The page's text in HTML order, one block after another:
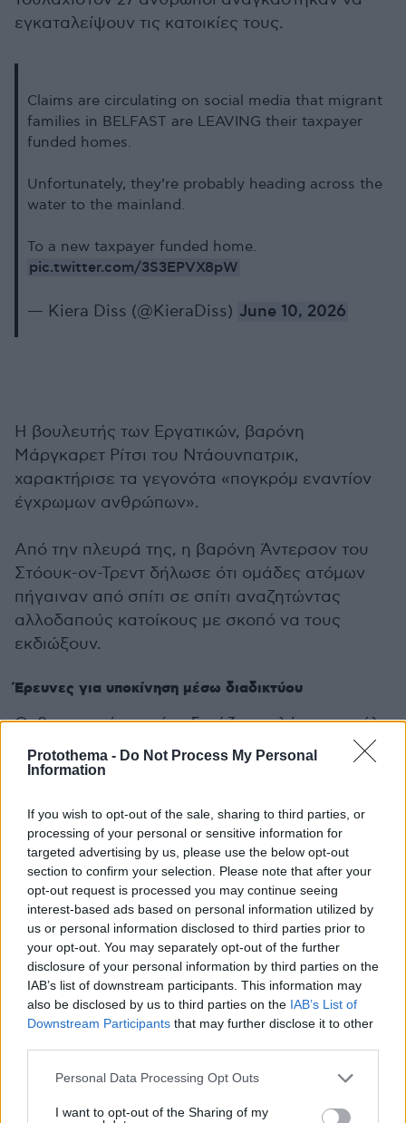
Protothema - Do Not Process My Personal
Information
If you wish to opt-out of the sale, sharing to third parties, or
processing of your personal or sensitive information for
targeted advertising by us, please use the below opt-out
section to confirm your selection. Please note that after your
opt-out request is processed you may continue seeing
interest-based ads based on personal information utilized by
us or personal information disclosed to third parties prior to
your opt-out. You may separately opt-out of the further
disclosure of your personal information by third parties on the
IAB’s list of downstream participants. This information may
also be disclosed by us to third parties on the IAB’s List of
Downstream Participants that may further disclose it to other
Please note that this website/app uses one or more Google
not limited to your visit or usage behaviour. You may click to
Personal Data Processing Opt Outs
I want to opt-out of the Sharing of my
εγκαταλείψουν τις κατοικίες τους.
Claims are circulating on social media that migrant
families in BELFAST are LEAVING their taxpayer
funded homes.
Unfortunately, they’re probably heading across the
water to the mainland.
To a new taxpayer funded home.
pic.twitter.com/3S3EPVX8pW
— Kiera Diss (@KieraDiss) June 10, 2026
Η βουλευτής των Εργατικών, βαρόνη
Μάργκαρετ Ρίτσι του Ντάουνπατρικ,
χαρακτήρισε τα γεγονότα «πογκρόμ εναντίον
έγχρωμων ανθρώπων».
Από την πλευρά της, η βαρόνη Άντερσον του
Στόουκ-ον-Τρεντ δήλωσε ότι ομάδες ατόμων
πήγαιναν από σπίτι σε σπίτι αναζητώντας
αλλοδαπούς κατοίκους με σκοπό να τους
εκδιώξουν.
Έρευνες για υποκίνηση μέσω διαδικτύου
Οι βρετανικές αρχές εξετάζουν πλέον τον ρόλο
που ενδέχεται να διαδραμάτισαν τα μέσα
κοινωνικής δικτύωσης στην εξάπλωση των
Η υπουργός Τεχνολογίας Λιζ Κένταλ
γνωστοποίησε ότι ζήτησε από τη ρυθμιστική
αρχή Ofcom να επικοινωνήσει με την
πλατφόρμα X και άλλες εταιρείες κοινωνικής
δικτύωσης για περιεχόμενο που ενδεχομένως
συνδέεται με τα επεισόδια.
Next week we will lay in Parliament an update to